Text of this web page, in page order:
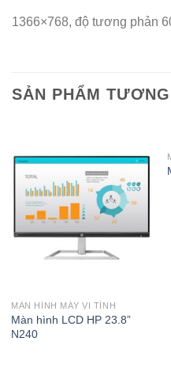
1366×768, độ tương phản
SẢN PHẨM
Add to
Wishlist
MÀN HÌNH MÁY VI TÍNH
Màn hình LCD HP 23.8”
N240